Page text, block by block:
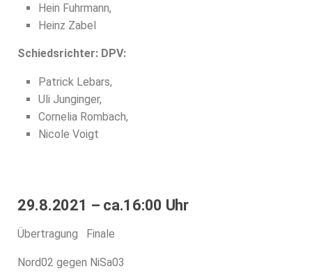
Hein Fuhrmann,
Heinz Zabel
Schiedsrichter: DPV:
Patrick Lebars,
Uli Junginger,
Cornelia Rombach,
Nicole Voigt
29.8.2021 – ca.16:00 Uhr
Übertragung Finale
Nord02 gegen NiSa03